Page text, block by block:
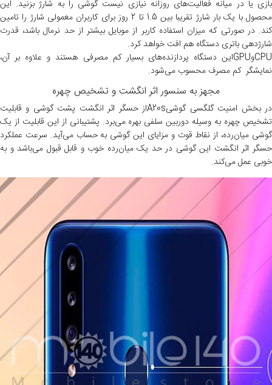
بازی یا در میانه فعالیت‌های روزانه نیازی نیست گوشی را به شارژ بزنید. این
محصول با یک بار شارژ تقریبا بین 1.5 تا 2 روز برای کاربران معمولی شارژ را تامین
کند. در صورتی که میزان استفاده کاربر از موبایل بیشتر از حد نرمال باشد، قدرت
شارژدهی باتری دستگاه هم افت خواهد کرد.
CPUوGPUاین دستگاه پردازنده‌های بسیار کم مصرفی هستند و علاوه بر آن،
نمایشگر کم مصرف محسوب می‌شود.
مجهز به سنسور اثر انگشت و تشخیص چهره
در بخش امنیت گلگسی گوشیA20sاز حسگر اثر انگشت پشت گوشی و قابلیت
تشخیص چهره به وسیله دوربین سلفی بهره می‌برد. پشتیبانی از این قابلیت از یک
گوشی میان‌رده، از نقاط قوت و مزایای این گوشی به حساب می‌آید. سرعت عملکرد
حسگر اثر انگشت این گوشی در حد یک میان‌رده خوب و قابل قبول می‌باشد و به
خوبی عمل می‌کند.